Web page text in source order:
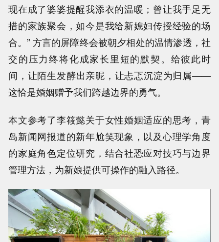
现在成了婆婆提醒我添衣的温暖；曾让我手足无
措的家族聚会，如今是我给新媳妇传授经验的场
合。” 方言的屏障终会被朝夕相处的温情渗透，社
交的压力终将化成家长里短的默契。给彼此时
间，让陌生发酵出亲昵，让忐忑沉淀为归属——
这恰是婚姻赠予我们跨越边界的勇气。
本文参考了李筱懿关于女性婚姻适应的思考，青
岛新闻网报道的新年尬笑现象，以及心理学角度
的家庭角色定位研究，结合社恐应对技巧与边界
管理方法，为新娘提供可操作的融入路径。